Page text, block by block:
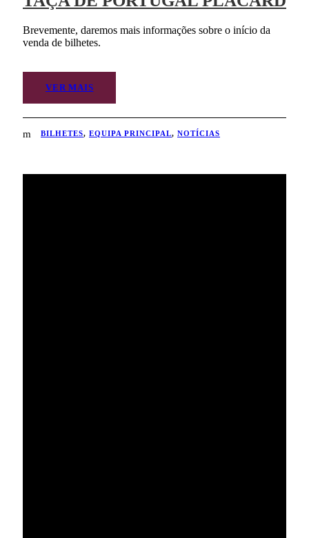
Brevemente, daremos mais informações sobre o início da
venda de bilhetes.
VER MAIS
BILHETES, EQUIPA PRINCIPAL, NOTÍCIAS